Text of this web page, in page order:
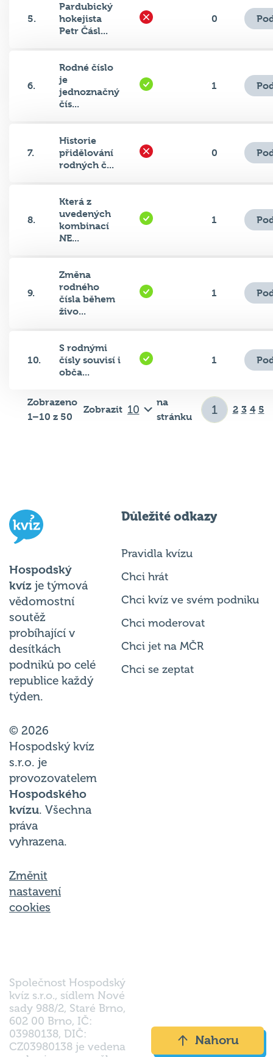
5.
Pardubický
hokejista
Petr Čásl...
0
6.
Rodné číslo
je
jednoznačný
čís...
1
7.
Historie
přidělování
rodných č...
0
8.
Která z
uvedených
kombinací
NE...
1
9.
Změna
rodného
čísla během
živo...
1
10.
S rodnými
čísly souvisí i
obča...
1
Zobrazeno
1–10 z 50
Zobrazit
na
stránku
2 3 4 5
Hospodský
kvíz je týmová
vědomostní
soutěž
probíhající v
desítkách
podniků po celé
republice každý
týden.
© 2026
Hospodský kvíz
s.r.o. je
provozovatelem
Hospodského
kvízu. Všechna
práva
vyhrazena.
Změnit
nastavení
cookies
Důležité odkazy
Pravidla kvízu
Chci hrát
Chci kvíz ve svém podniku
Chci moderovat
Chci jet na MČR
Chci se zeptat
Společnost Hospodský
kvíz s.r.o., sídlem Nové
sady 988/2, Staré Brno,
602 00 Brno, IČ:
03980138, DIČ:
CZ03980138 je vedena
Nahoru